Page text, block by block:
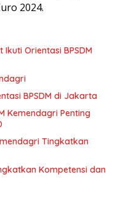
2024.
Orientasi BPSDM
BPSDM di Jakarta
Kemendagri Penting
Tingkatkan
Kompetensi dan